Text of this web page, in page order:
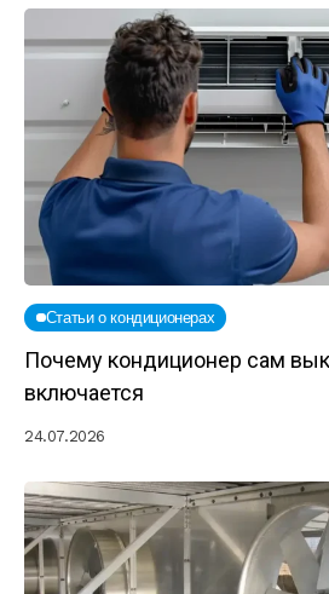
Статьи о кондиционерах
Почему кондиционер сам
включается
24.07.2026